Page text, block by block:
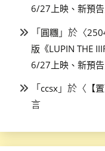
6/27上映、新預告
「圓糰 」於〈
版《LUPIN THE
6/27上映、新預告
「ccsx 」於〈 【
言